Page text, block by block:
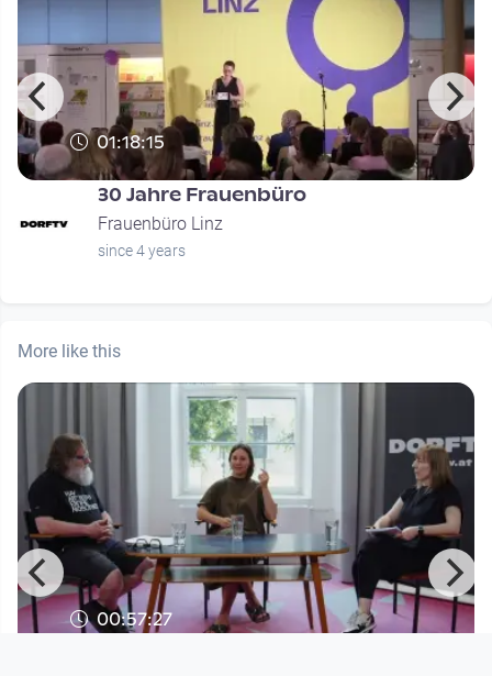
01:18:15
30 Jahre Frauenbüro
Frauenbüro Linz
since 4 years
More like this
00:57:27